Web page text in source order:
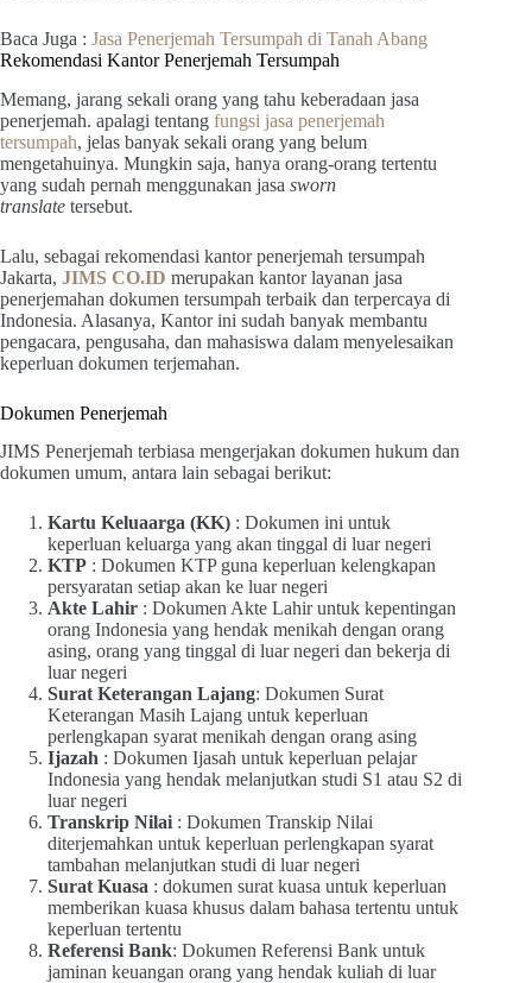
Baca Juga : Jasa Penerjemah Tersumpah di Tanah Abang
Rekomendasi Kantor Penerjemah Tersumpah
Memang, jarang sekali orang yang tahu keberadaan jasa
penerjemah. apalagi tentang fungsi jasa penerjemah
tersumpah, jelas banyak sekali orang yang belum
mengetahuinya. Mungkin saja, hanya orang-orang tertentu
yang sudah pernah menggunakan jasa sworn
translate tersebut.
Lalu, sebagai rekomendasi kantor penerjemah tersumpah
Jakarta, JIMS CO.ID merupakan kantor layanan jasa
penerjemahan dokumen tersumpah terbaik dan terpercaya di
Indonesia. Alasanya, Kantor ini sudah banyak membantu
pengacara, pengusaha, dan mahasiswa dalam menyelesaikan
keperluan dokumen terjemahan.
Dokumen Penerjemah
JIMS Penerjemah terbiasa mengerjakan dokumen hukum dan
dokumen umum, antara lain sebagai berikut:
Kartu Keluaarga (KK) : Dokumen ini untuk
keperluan keluarga yang akan tinggal di luar negeri
KTP : Dokumen KTP guna keperluan kelengkapan
persyaratan setiap akan ke luar negeri
Akte Lahir : Dokumen Akte Lahir untuk kepentingan
orang Indonesia yang hendak menikah dengan orang
asing, orang yang tinggal di luar negeri dan bekerja di
luar negeri
Surat Keterangan Lajang: Dokumen Surat
Keterangan Masih Lajang untuk keperluan
perlengkapan syarat menikah dengan orang asing
Ijazah : Dokumen Ijasah untuk keperluan pelajar
Indonesia yang hendak melanjutkan studi S1 atau S2 di
luar negeri
Transkrip Nilai : Dokumen Transkip Nilai
diterjemahkan untuk keperluan perlengkapan syarat
tambahan melanjutkan studi di luar negeri
Surat Kuasa : dokumen surat kuasa untuk keperluan
memberikan kuasa khusus dalam bahasa tertentu untuk
keperluan tertentu
Referensi Bank: Dokumen Referensi Bank untuk
jaminan keuangan orang yang hendak kuliah di luar